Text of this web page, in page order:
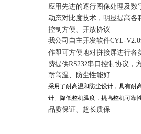
应用先进的逐行图像处理及
动态对比度技术，明显提高各
控制方便、开放协议
我公司自主开发软件CYL-V2.0
作即可方便地对拼接屏进行各
费提供RS232串口控制协议，
耐高温、防尘性能好
采用了耐高温和防尘设计，具有耐
计、降低整机温度，提高整机可靠
品质保证、超长质保